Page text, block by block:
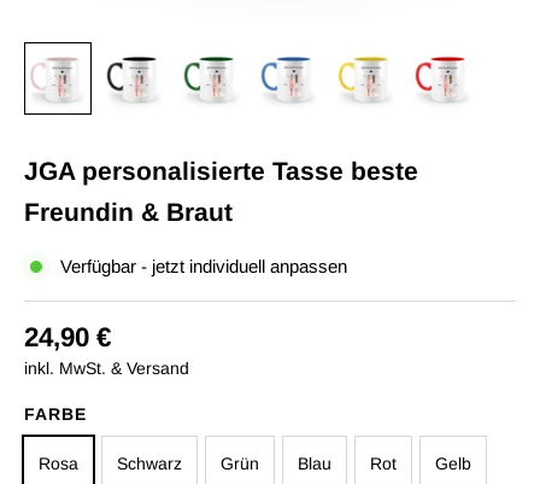
JGA personalisierte Tasse beste
Freundin & Braut
Verfügbar - jetzt individuell anpassen
24,90 €
inkl. MwSt. & Versand
FARBE
Rosa Schwarz Grün Blau Rot Gelb